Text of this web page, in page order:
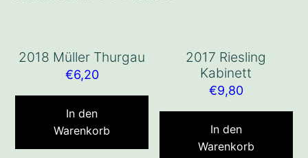
2018 Müller Thurgau
€6,20
In den
Warenkorb
2017 Riesling
Kabinett
€9,80
In den
Warenkorb